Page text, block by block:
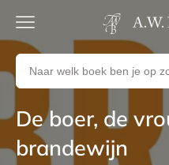
Gratis
verzending
Voor
23:00
volgende
werkdag
in huis
Zoeken
naar
auteurs
uitgevers
Romans
De boer, de
brandewijn